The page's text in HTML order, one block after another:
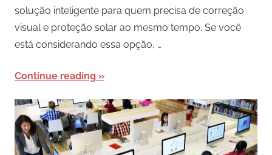
solução inteligente para quem precisa de correção
visual e proteção solar ao mesmo tempo. Se você
está considerando essa opção, …
Continue reading